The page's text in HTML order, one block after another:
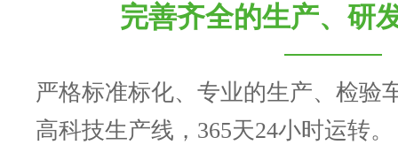
完善齐全的生产、研
严格标准标化、专业的生产、检验
高科技生产线，365天24小时运转。